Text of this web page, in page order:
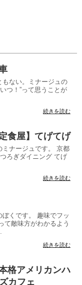
もない。ミナージュの
つ！”って思うことが
続きを読む
食屋】てげてげ
ミナージュです。 京都
ろぎダイニング てげ
続きを読む
くです。 趣味でフッ
て敵味方がわかるよう
続きを読む
格アメリカンハ
カフェ